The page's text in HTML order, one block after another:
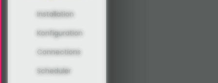
Installation
Konfiguration
Connections
Scheduler